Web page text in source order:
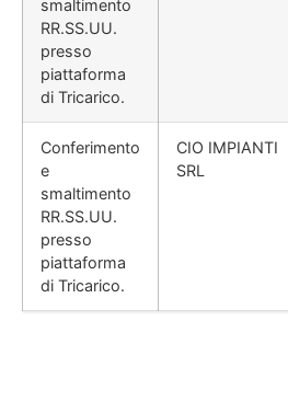
smaltimento
RR.SS.UU.
presso
piattaforma
di Tricarico.
Conferimento
e
smaltimento
RR.SS.UU.
presso
piattaforma
di Tricarico.
CIO IMPIANTI
SRL